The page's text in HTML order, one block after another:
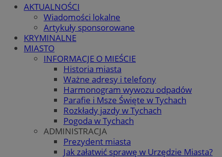
AKTUALNOŚCI
Wiadomości lokalne
Artykuły sponsorowane
KRYMINALNE
MIASTO
INFORMACJE O MIEŚCIE
Historia miasta
Ważne adresy i telefony
Harmonogram wywozu odpadów
Parafie i Msze Święte w Tychach
Rozkłady jazdy w Tychach
Pogoda w Tychach
ADMINISTRACJA
Prezydent miasta
Jak załatwić sprawę w Urzędzie Miasta?